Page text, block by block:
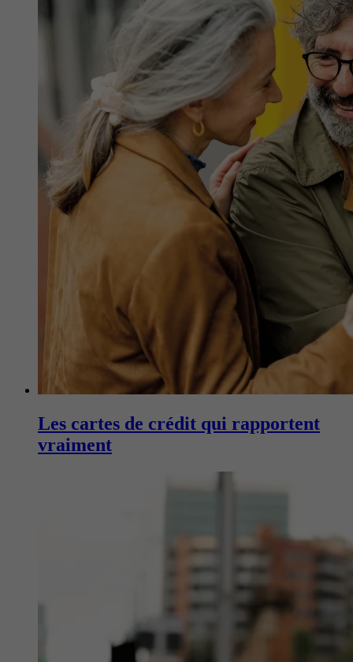
Les cartes de crédit qui rapportent
vraiment